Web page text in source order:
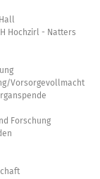
Hochzirl - Natters
Vorsorgevollmacht
Forschung